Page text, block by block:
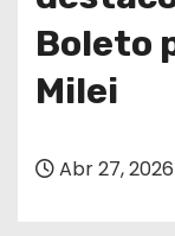
Boleto
Milei
Abr 27, 2026